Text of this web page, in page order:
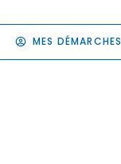
MES DÉMARCHES